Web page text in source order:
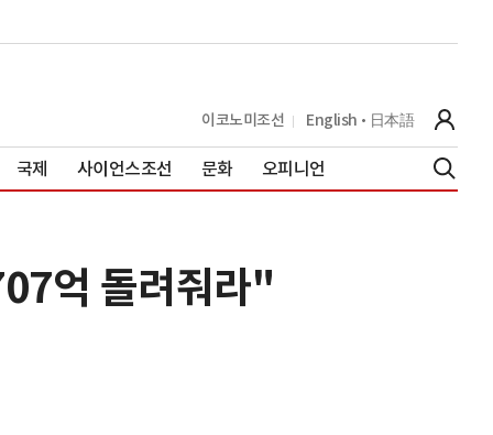
이코노미조선 English 日本語
국제 사이언스조선 문화 오피니언
억 돌려줘라"